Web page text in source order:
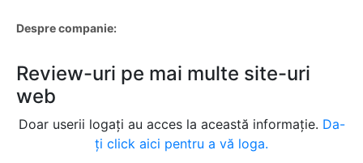
Despre companie:
Review-uri pe mai multe site-uri
web
Doar userii logați au acces la această informație. Da-
ți click aici pentru a vă loga.